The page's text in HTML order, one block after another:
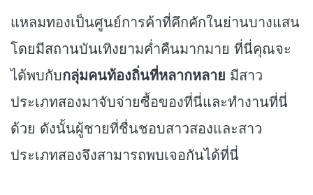
แหลมทองเป็นศูนย์การค้าที่คึกคักในย่านบางแสน
โดยมีสถานบันเทิงยามค่ำคืนมากมาย ที่นี่คุณจะ
ได้พบกับกลุ่มคนท้องถิ่นที่หลากหลาย มีสาว
ประเภทสองมาจับจ่ายซื้อของที่นี่และทำงานที่นี่
ด้วย ดังนั้นผู้ชายที่ชื่นชอบสาวสองและสาว
ประเภทสองจึงสามารถพบเจอกันได้ที่นี่